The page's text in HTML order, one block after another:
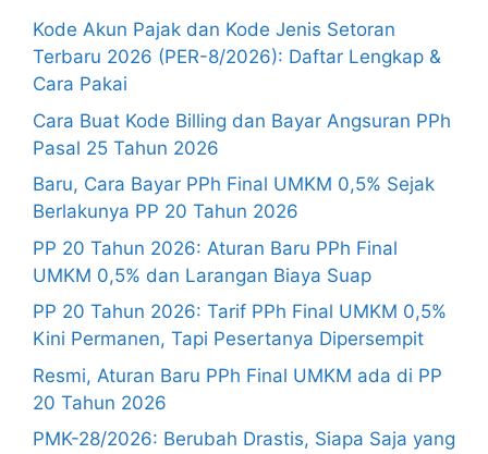
Kode Akun Pajak dan Kode Jenis Setoran
Terbaru 2026 (PER-8/2026): Daftar Lengkap &
Cara Pakai
Cara Buat Kode Billing dan Bayar Angsuran PPh
Pasal 25 Tahun 2026
Baru, Cara Bayar PPh Final UMKM 0,5% Sejak
Berlakunya PP 20 Tahun 2026
PP 20 Tahun 2026: Aturan Baru PPh Final
UMKM 0,5% dan Larangan Biaya Suap
PP 20 Tahun 2026: Tarif PPh Final UMKM 0,5%
Kini Permanen, Tapi Pesertanya Dipersempit
Resmi, Aturan Baru PPh Final UMKM ada di PP
20 Tahun 2026
PMK-28/2026: Berubah Drastis, Siapa Saja yang